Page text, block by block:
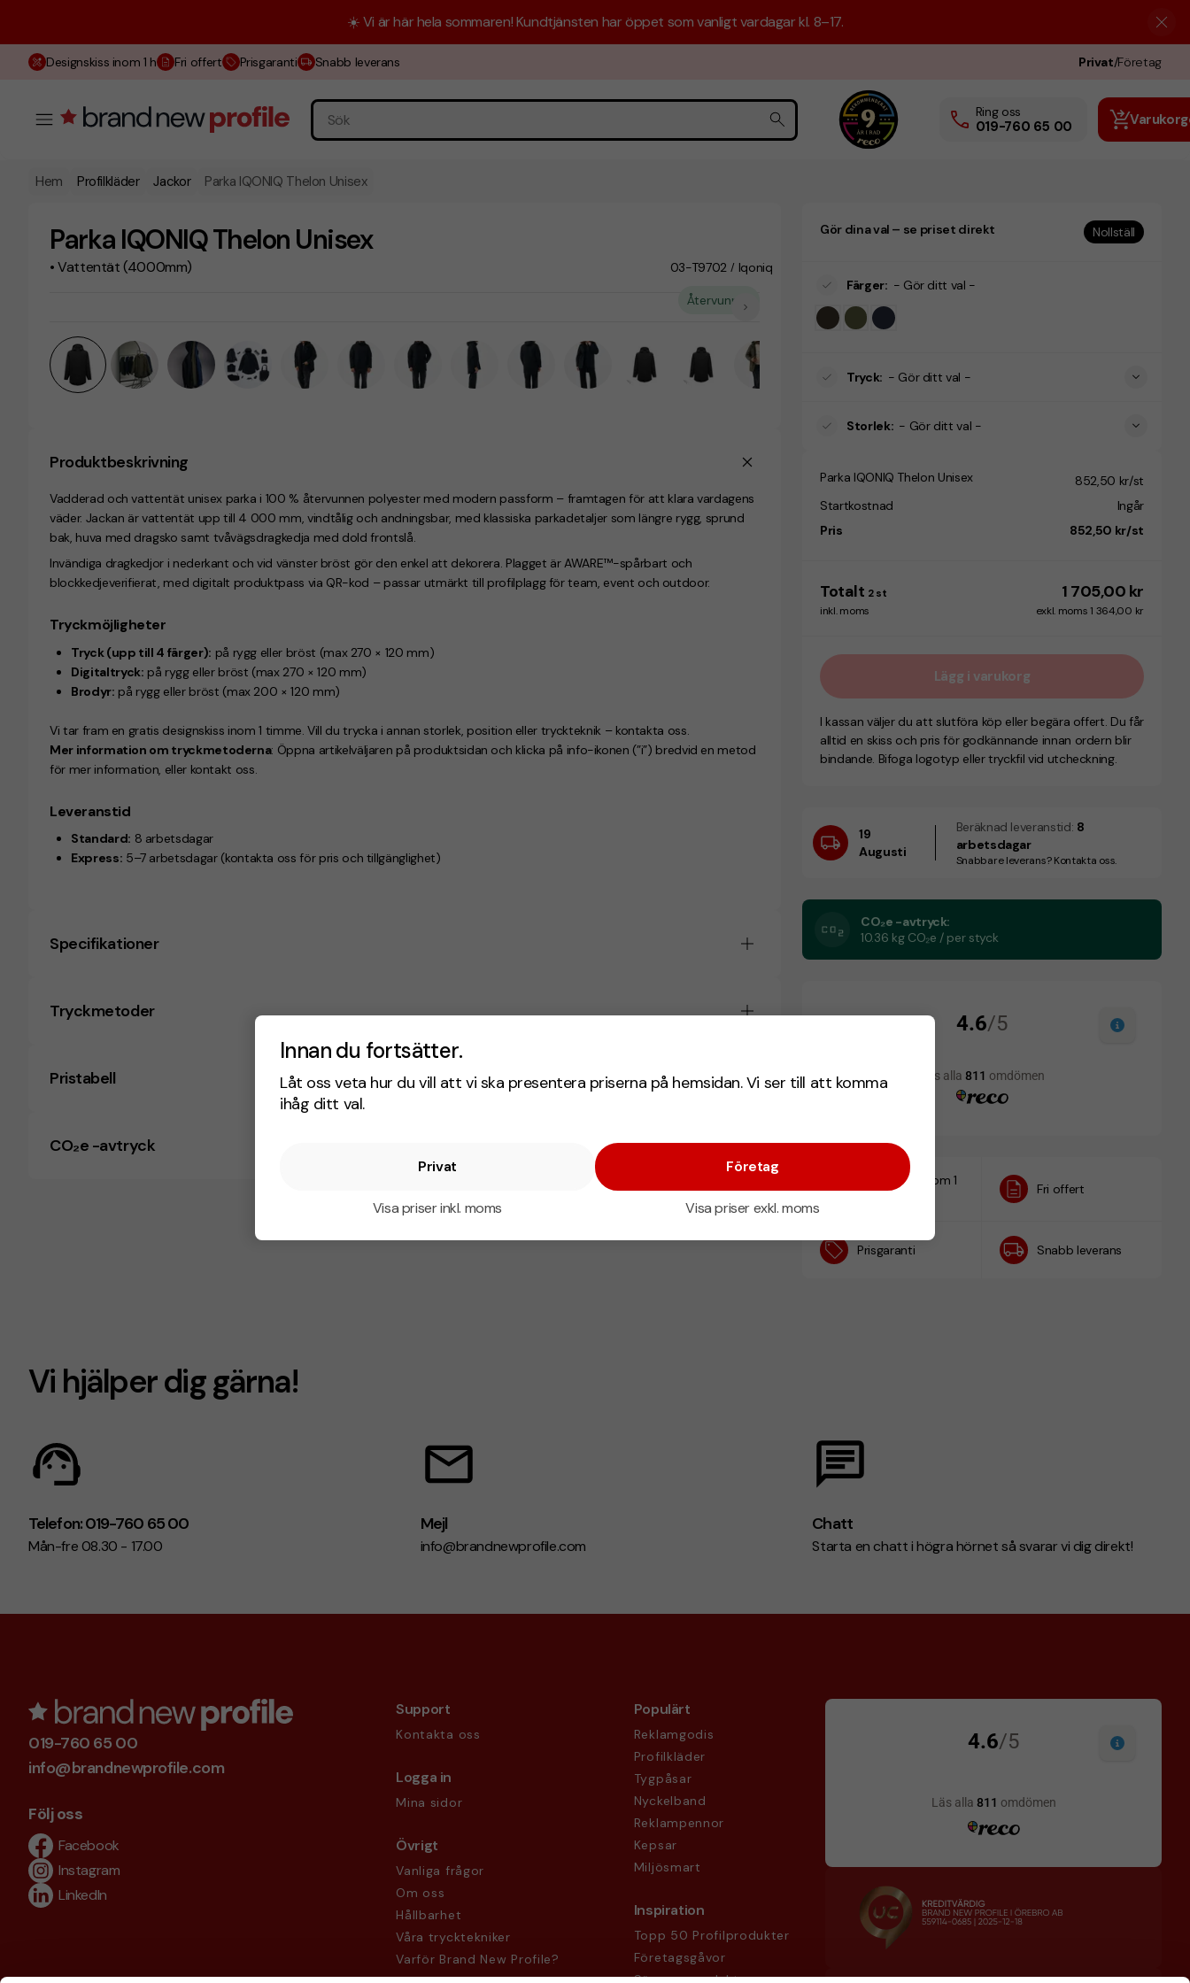
Innan du fortsätter.
Låt oss veta hur du vill att vi ska presentera priserna på hemsidan. Vi ser till att komma
ihåg ditt val.
Privat
Visa priser inkl. moms
Företag
Visa priser exkl. moms
☀️ Vi är här hela sommaren! Kundtjänsten har öppet som vanligt vardagar kl. 8–17.
Designskiss inom 1 h Fri offert Prisgaranti Snabb leverans Privat/Företag
Ring oss
019-760 65 00
Hem Profilkläder Jackor Parka IQONIQ Thelon Unisex
Parka IQONIQ Thelon Unisex
• Vattentät (4000mm) 03-T9702 / Iqoniq
Återvunnet
Produktbeskrivning
Vadderad ochvattentät unisex parka i 100 % återvunnen polyestermed modern passform – framtagen för att klara vardagens
väder. Jackan ärvattentät upp till 4 000 mm, vindtåligoch andningsbar, med klassiska parkadetaljer som längre rygg, sprund
bak, huva med dragsko samt tvåvägsdragkedja med dold frontslå.
Invändiga dragkedjor i nederkant och vid vänster bröst gör den enkel att dekorera. Plagget ärAWARE™-spårbart och
blockkedjeverifierat, med digitalt produktpass via QR-kod – passar utmärkt till profilplagg för team, event och outdoor.
Tryckmöjligheter
Tryck (upp till 4 färger): på rygg eller bröst (max 270 × 120 mm)
Digitaltryck: på rygg eller bröst (max 270 × 120 mm)
Brodyr: på rygg eller bröst (max 200 × 120 mm)
Vi tar fram en gratis designskiss inom 1 timme. Vill du trycka i annan storlek, position eller tryckteknik – kontakta oss.
Mer information om tryckmetoderna: Öppna artikelväljaren på produktsidan och klicka på info-ikonen (”i”) bredvid en metod
för mer information, eller kontakt oss.
Leveranstid
Standard: 8 arbetsdagar
Express: 5–7 arbetsdagar (kontakta oss för pris och tillgänglighet)
Specifikationer
Tryckmetoder
Pristabell
CO₂e -avtryck
Gör dina val – se priset direkt Nollställ
Färger: - Gör ditt val -
Tryck: - Gör ditt val -
Storlek: - Gör ditt val -
Parka IQONIQ Thelon Unisex
852,50 kr/st
Startkostnad
Ingår
Pris
852,50 kr/st
Totalt 2 st 1 705,00 kr
inkl. moms exkl. moms 1 364,00 kr
Lägg i varukorg
I kassan väljer du att slutföra köp eller begära offert. Du får
alltid en skiss och pris för godkännande innan ordern blir
bindande. Bifoga logotyp eller tryckfil vid utcheckning.
19
Augusti
Beräknad leveranstid: 8
arbetsdagar
Snabbare leverans? Kontakta oss.
CO₂e -avtryck:
10.36 kg CO₂e / per styck
Designskiss inom 1
Fri offert
Prisgaranti Snabb leverans
Vi hjälper dig gärna!
Telefon: 019-760 65 00
Mån-fre 08.30 - 17.00
Mejl
info@brandnewprofile.com
Chatt
Starta en chatt i högra hörnet så svarar vi dig direkt!
019-760 65 00
info@brandnewprofile.com
Följ oss
Facebook
Instagram
LinkedIn
Support
Kontakta oss
Logga in
Mina sidor
Övrigt
Vanliga frågor
Om oss
Hållbarhet
Våra trycktekniker
Varför Brand New Profile?
Populärt
Reklamgodis
Profilkläder
Tygpåsar
Nyckelband
Reklampennor
Kepsar
Miljösmart
Inspiration
Topp 50 Profilprodukter
Företagsgåvor
Säsongsprodukter